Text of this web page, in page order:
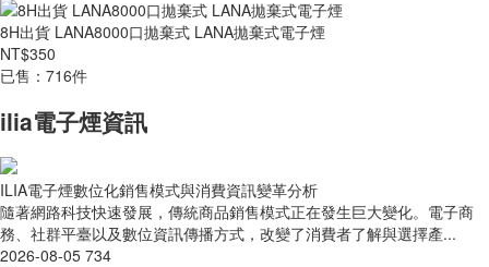
8H出貨 LANA8000口拋棄式 LANA拋棄式電子煙
NT$350
已售：716件
ilia電子煙資訊
ILIA電子煙數位化銷售模式與消費資訊變革分析
隨著網路科技快速發展，傳統商品銷售模式正在發生巨大變化。電子商
務、社群平臺以及數位資訊傳播方式，改變了消費者了解與選擇產...
2026-08-05 734